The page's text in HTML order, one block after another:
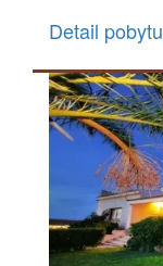
Detail pobytu